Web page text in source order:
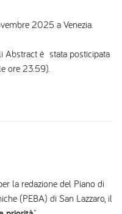
2025 a Venezia.
Abstract è stata posticipata
ore 23.59).
la redazione del Piano di
(PEBA) di San Lazzaro, il